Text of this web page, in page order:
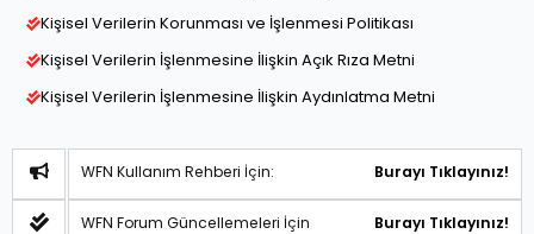
Kişisel Verilerin Korunması ve İşlenmesi Politikası
Kişisel Verilerin İşlenmesine İlişkin Açık Rıza Metni
Kişisel Verilerin İşlenmesine İlişkin Aydınlatma Metni
WFN Kullanım Rehberi İçin: Burayı Tıklayınız!
WFN Forum Güncellemeleri İçin Burayı Tıklayınız!